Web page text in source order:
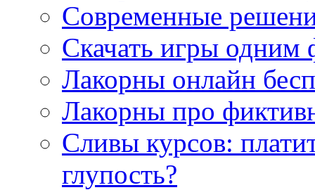
Современные
Скачать игры одним
Лакорны онлайн
Лакорны про
Сливы курсов:
глупость?